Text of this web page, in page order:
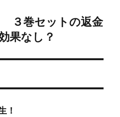
３巻セットの返金
果なし？
！